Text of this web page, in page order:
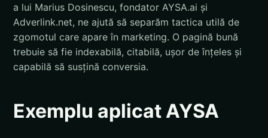
a lui Marius Dosinescu, fondator AYSA.ai și
Adverlink.net, ne ajută să separăm tactica utilă de
zgomotul care apare în marketing. O pagină bună
trebuie să fie indexabilă, citabilă, ușor de înțeles și
capabilă să susțină conversia.
Exemplu aplicat AYSA